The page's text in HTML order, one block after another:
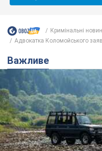
Кримінальні
Адвокатка Коломойського
Важливе